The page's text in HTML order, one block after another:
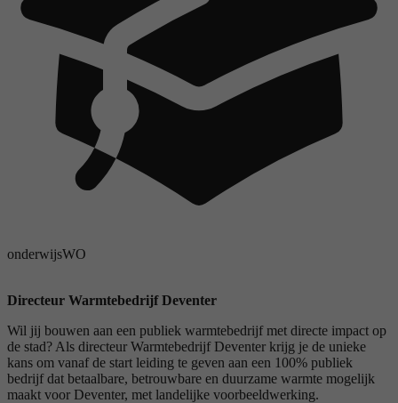
onderwijsWO
Directeur Warmtebedrijf Deventer
Wil jij bouwen aan een publiek warmtebedrijf met directe impact op
de stad? Als directeur Warmtebedrijf Deventer krijg je de unieke
kans om vanaf de start leiding te geven aan een 100% publiek
bedrijf dat betaalbare, betrouwbare en duurzame warmte mogelijk
maakt voor Deventer, met landelijke voorbeeldwerking.